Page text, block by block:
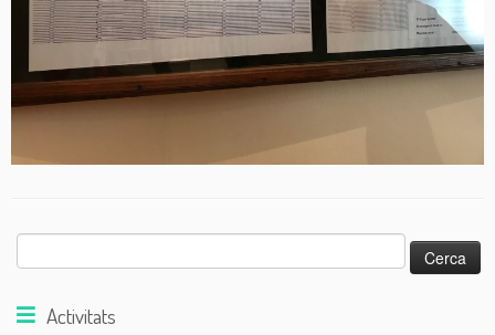
Cerca:
Activitats